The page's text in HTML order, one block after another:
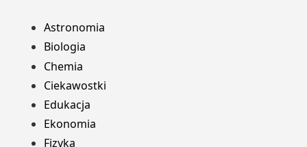
Astronomia
Biologia
Chemia
Ciekawostki
Edukacja
Ekonomia
Fizyka